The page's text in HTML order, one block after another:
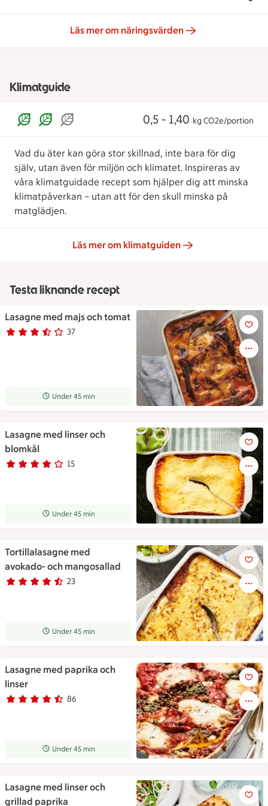
Läs mer om näringsvärden
Klimatguide
0,5 - 1,40 kg CO2e/portion
Vad du äter kan göra stor skillnad, inte bara för dig
själv, utan även för miljön och klimatet. Inspireras av
våra klimatguidade recept som hjälper dig att minska
klimatpåverkan – utan att för den skull minska på
matglädjen.
Läs mer om klimatguiden
Testa liknande recept
Lasagne med majs och tomat
Betyg 3.6 av 5. 37
37 personer har röstat
Receptet tar Under 45 min att tillaga
Under 45 min
Lasagne med majs och tomat
Lasagne med linser och
blomkål
Betyg 3.9 av 5. 15
15 personer har röstat
Receptet tar Under 45 min att tillaga
Under 45 min
Lasagne med linser och
Tortillalasagne med
avokado- och mangosallad
Betyg 4.4 av 5. 23
23 personer har röstat
Receptet tar Under 45 min att tillaga
Under 45 min
Tortillalasagne med
Lasagne med paprika och
linser
Betyg 4.3 av 5. 86
86 personer har röstat
Receptet tar Under 45 min att tillaga
Under 45 min
Lasagne med paprika och
Lasagne med linser och
grillad paprika
Lasagne med linser och